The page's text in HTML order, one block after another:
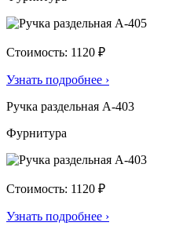
Стоимость: 1120 ₽
Узнать подробнее ›
Ручка раздельная А-403
Фурнитура
Стоимость: 1120 ₽
Узнать подробнее ›